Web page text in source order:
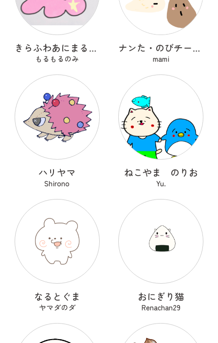
きらふわあにまるふれんず
もるもるのみ
ナンた・のびチー・ショコナン
mami
ハリヤマ
Shirono
ねこやま のりお
Yu.
なるとぐま
ヤマダのダ
おにぎり猫
Renachan29